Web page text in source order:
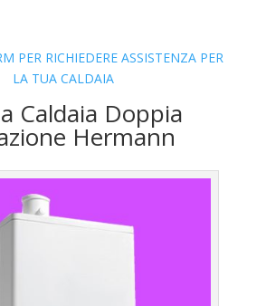
PER RICHIEDERE ASSISTENZA PER
LA TUA CALDAIA
Caldaia Doppia
Hermann